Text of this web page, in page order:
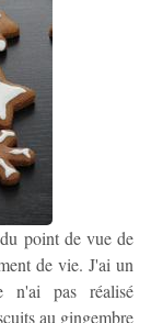
point de vue de
de vie. J'ai un
n'ai pas réalisé
au gingembre